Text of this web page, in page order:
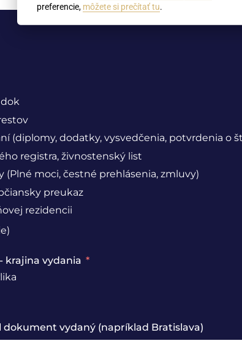
(diplomy, dodatky, vysvedčenia, potvrdenia o
registra, živnostenský list
(Plné moci, čestné prehlásenia, zmluvy)
preukaz
rezidencii
krajina vydania
dokument vydaný (napríklad Bratislava)
preferencie, môžete si prečítať tu.